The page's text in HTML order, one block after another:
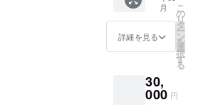
載 ・通
常掲載
割引券
１枚 以
月
詳細を見る
こ
の
リ
タ
ー
ン
を
選
択
す
る
30,
000 円